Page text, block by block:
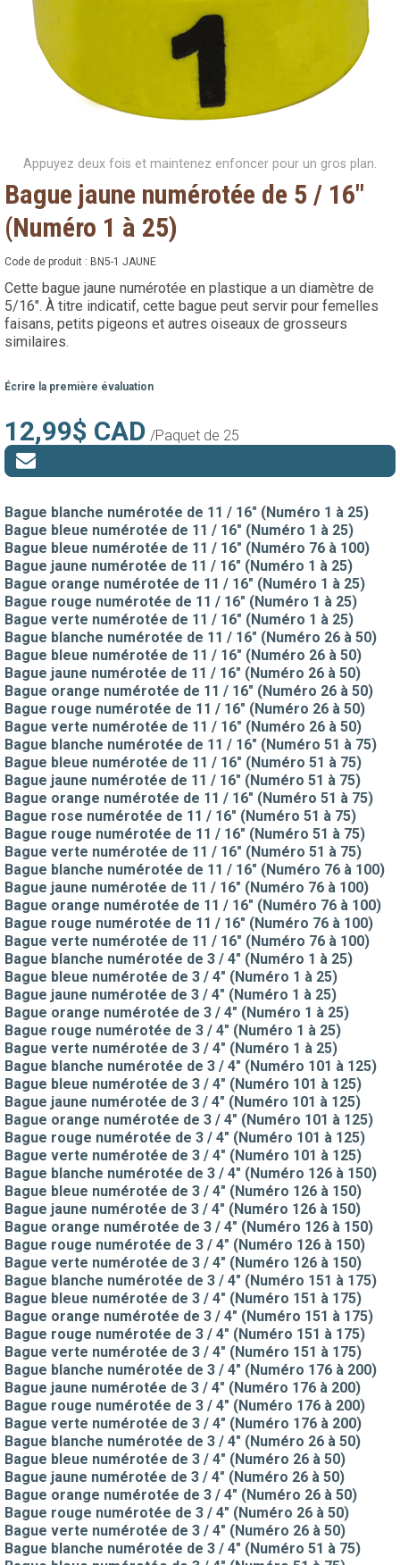
Appuyez deux fois et maintenez enfoncer pour un gros plan.
Bague jaune numérotée de 5 / 16"
(Numéro 1 à 25)
Code de produit : BN5-1 JAUNE
Cette bague jaune numérotée en plastique a un diamètre de
5/16". À titre indicatif, cette bague peut servir pour femelles
faisans, petits pigeons et autres oiseaux de grosseurs
similaires.
Écrire la première évaluation
12,99$ CAD /Paquet de 25
Bague blanche numérotée de 11 / 16" (Numéro 1 à 25)
Bague bleue numérotée de 11 / 16" (Numéro 1 à 25)
Bague bleue numérotée de 11 / 16" (Numéro 76 à 100)
Bague jaune numérotée de 11 / 16" (Numéro 1 à 25)
Bague orange numérotée de 11 / 16" (Numéro 1 à 25)
Bague rouge numérotée de 11 / 16" (Numéro 1 à 25)
Bague verte numérotée de 11 / 16" (Numéro 1 à 25)
Bague blanche numérotée de 11 / 16" (Numéro 26 à 50)
Bague bleue numérotée de 11 / 16" (Numéro 26 à 50)
Bague jaune numérotée de 11 / 16" (Numéro 26 à 50)
Bague orange numérotée de 11 / 16" (Numéro 26 à 50)
Bague rouge numérotée de 11 / 16" (Numéro 26 à 50)
Bague verte numérotée de 11 / 16" (Numéro 26 à 50)
Bague blanche numérotée de 11 / 16" (Numéro 51 à 75)
Bague bleue numérotée de 11 / 16" (Numéro 51 à 75)
Bague jaune numérotée de 11 / 16" (Numéro 51 à 75)
Bague orange numérotée de 11 / 16" (Numéro 51 à 75)
Bague rose numérotée de 11 / 16" (Numéro 51 à 75)
Bague rouge numérotée de 11 / 16" (Numéro 51 à 75)
Bague verte numérotée de 11 / 16" (Numéro 51 à 75)
Bague blanche numérotée de 11 / 16" (Numéro 76 à 100)
Bague jaune numérotée de 11 / 16" (Numéro 76 à 100)
Bague orange numérotée de 11 / 16" (Numéro 76 à 100)
Bague rouge numérotée de 11 / 16" (Numéro 76 à 100)
Bague verte numérotée de 11 / 16" (Numéro 76 à 100)
Bague blanche numérotée de 3 / 4" (Numéro 1 à 25)
Bague bleue numérotée de 3 / 4" (Numéro 1 à 25)
Bague jaune numérotée de 3 / 4" (Numéro 1 à 25)
Bague orange numérotée de 3 / 4" (Numéro 1 à 25)
Bague rouge numérotée de 3 / 4" (Numéro 1 à 25)
Bague verte numérotée de 3 / 4" (Numéro 1 à 25)
Bague blanche numérotée de 3 / 4" (Numéro 101 à 125)
Bague bleue numérotée de 3 / 4" (Numéro 101 à 125)
Bague jaune numérotée de 3 / 4" (Numéro 101 à 125)
Bague orange numérotée de 3 / 4" (Numéro 101 à 125)
Bague rouge numérotée de 3 / 4" (Numéro 101 à 125)
Bague verte numérotée de 3 / 4" (Numéro 101 à 125)
Bague blanche numérotée de 3 / 4" (Numéro 126 à 150)
Bague bleue numérotée de 3 / 4" (Numéro 126 à 150)
Bague jaune numérotée de 3 / 4" (Numéro 126 à 150)
Bague orange numérotée de 3 / 4" (Numéro 126 à 150)
Bague rouge numérotée de 3 / 4" (Numéro 126 à 150)
Bague verte numérotée de 3 / 4" (Numéro 126 à 150)
Bague blanche numérotée de 3 / 4" (Numéro 151 à 175)
Bague bleue numérotée de 3 / 4" (Numéro 151 à 175)
Bague orange numérotée de 3 / 4" (Numéro 151 à 175)
Bague rouge numérotée de 3 / 4" (Numéro 151 à 175)
Bague verte numérotée de 3 / 4" (Numéro 151 à 175)
Bague blanche numérotée de 3 / 4" (Numéro 176 à 200)
Bague jaune numérotée de 3 / 4" (Numéro 176 à 200)
Bague rouge numérotée de 3 / 4" (Numéro 176 à 200)
Bague verte numérotée de 3 / 4" (Numéro 176 à 200)
Bague blanche numérotée de 3 / 4" (Numéro 26 à 50)
Bague bleue numérotée de 3 / 4" (Numéro 26 à 50)
Bague jaune numérotée de 3 / 4" (Numéro 26 à 50)
Bague orange numérotée de 3 / 4" (Numéro 26 à 50)
Bague rouge numérotée de 3 / 4" (Numéro 26 à 50)
Bague verte numérotée de 3 / 4" (Numéro 26 à 50)
Bague blanche numérotée de 3 / 4" (Numéro 51 à 75)